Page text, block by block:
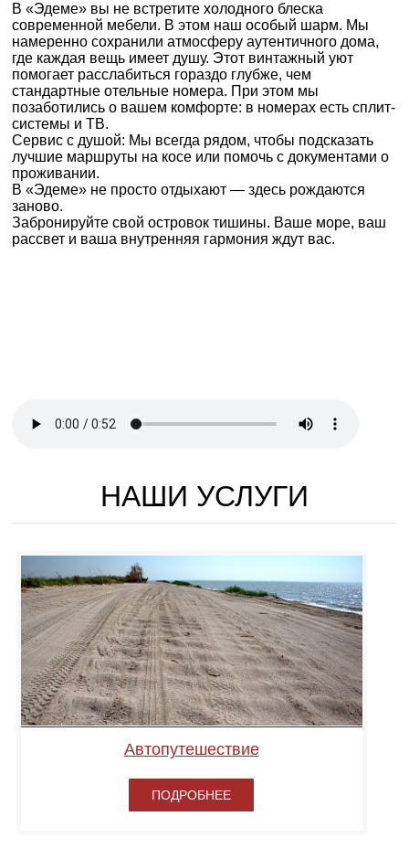
В «Эдеме» вы не встретите холодного блеска
современной мебели. В этом наш особый шарм. Мы
намеренно сохранили атмосферу аутентичного дома,
где каждая вещь имеет душу. Этот винтажный уют
помогает расслабиться гораздо глубже, чем
стандартные отельные номера. При этом мы
позаботились о вашем комфорте: в номерах есть сплит-
системы и ТВ.
Сервис с душой: Мы всегда рядом, чтобы подсказать
лучшие маршруты на косе или помочь с документами о
проживании.
В «Эдеме» не просто отдыхают — здесь рождаются
заново.
Забронируйте свой островок тишины. Ваше море, ваш
рассвет и ваша внутренняя гармония ждут вас.
НАШИ УСЛУГИ
Автопутешествие
ПОДРОБНЕЕ